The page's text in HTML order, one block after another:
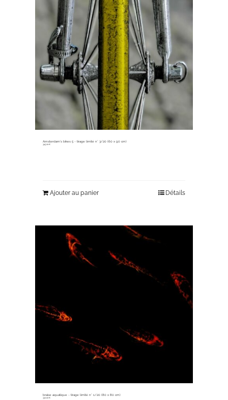
Amsterdam’s bikes 5 ~ tirage limité n° 3/20 (60 x 90 cm)
345,00€
Ajouter au panier Détails
braise aquatique ~ tirage limité n° 1/20 (80 x 80 cm)
330,00€